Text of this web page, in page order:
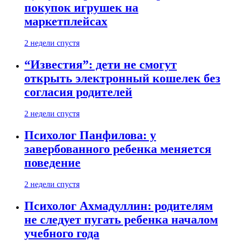
покупок игрушек на
маркетплейсах
2 недели спустя
“Известия”: дети не смогут
открыть электронный кошелек без
согласия родителей
2 недели спустя
Психолог Панфилова: у
завербованного ребенка меняется
поведение
2 недели спустя
Психолог Ахмадуллин: родителям
не следует пугать ребенка началом
учебного года